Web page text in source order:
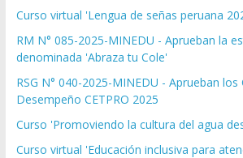
Curso virtual 'Lengua de señas peruana
RM N° 085-2025-MINEDU - Aprueban la
denominada 'Abraza tu Cole'
RSG N° 040-2025-MINEDU - Aprueban
Desempeño CETPRO 2025
Curso 'Promoviendo la cultura del agua
Curso virtual 'Educación inclusiva para